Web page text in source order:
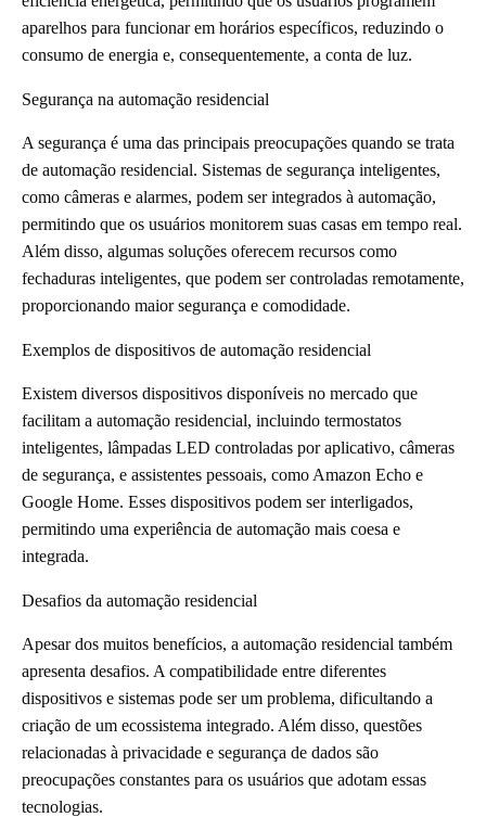
aparelhos para funcionar em horários específicos, reduzindo o
consumo de energia e, consequentemente, a conta de luz.
Segurança na automação residencial
A segurança é uma das principais preocupações quando se trata
de automação residencial. Sistemas de segurança inteligentes,
como câmeras e alarmes, podem ser integrados à automação,
permitindo que os usuários monitorem suas casas em tempo real.
Além disso, algumas soluções oferecem recursos como
fechaduras inteligentes, que podem ser controladas remotamente,
proporcionando maior segurança e comodidade.
Exemplos de dispositivos de automação residencial
Existem diversos dispositivos disponíveis no mercado que
facilitam a automação residencial, incluindo termostatos
inteligentes, lâmpadas LED controladas por aplicativo, câmeras
de segurança, e assistentes pessoais, como Amazon Echo e
Google Home. Esses dispositivos podem ser interligados,
permitindo uma experiência de automação mais coesa e
integrada.
Desafios da automação residencial
Apesar dos muitos benefícios, a automação residencial também
apresenta desafios. A compatibilidade entre diferentes
dispositivos e sistemas pode ser um problema, dificultando a
criação de um ecossistema integrado. Além disso, questões
relacionadas à privacidade e segurança de dados são
preocupações constantes para os usuários que adotam essas
tecnologias.